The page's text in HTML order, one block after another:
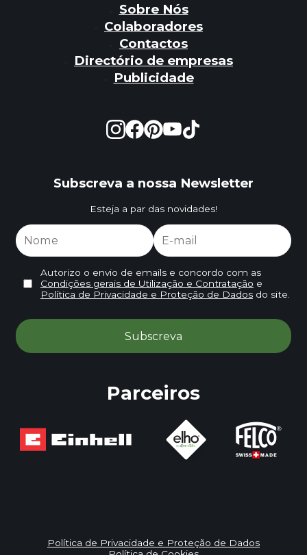
Sobre Nós
Colaboradores
Contactos
Directório de empresas
Publicidade
Subscreva a nossa Newsletter
Esteja a par das novidades!
Autorizo o envio de emails e concordo com as
Condições gerais de Utilização e Contratação e
Política de Privacidade e Proteção de Dadosdo site.
Parceiros
Política de Privacidade e Proteção de Dados